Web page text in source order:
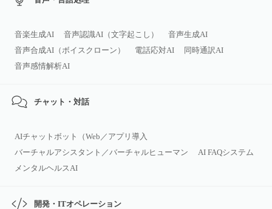
音楽生成AI 音声認識AI（文字起こし）
音声生成AI
音声合成AI（ボイスクローン）
電話応対AI
同時通訳AI
音声感情解析AI
チャット・対話
AIチャットボット（Web／アプリ導入
バーチャルアシスタント／バーチャルヒューマン
AI FAQシステム
メンタルヘルスAI
開発・ITオペレーション